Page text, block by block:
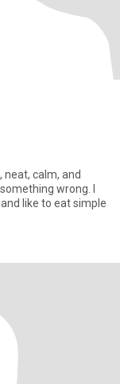
neat, calm, and
like to eat simple